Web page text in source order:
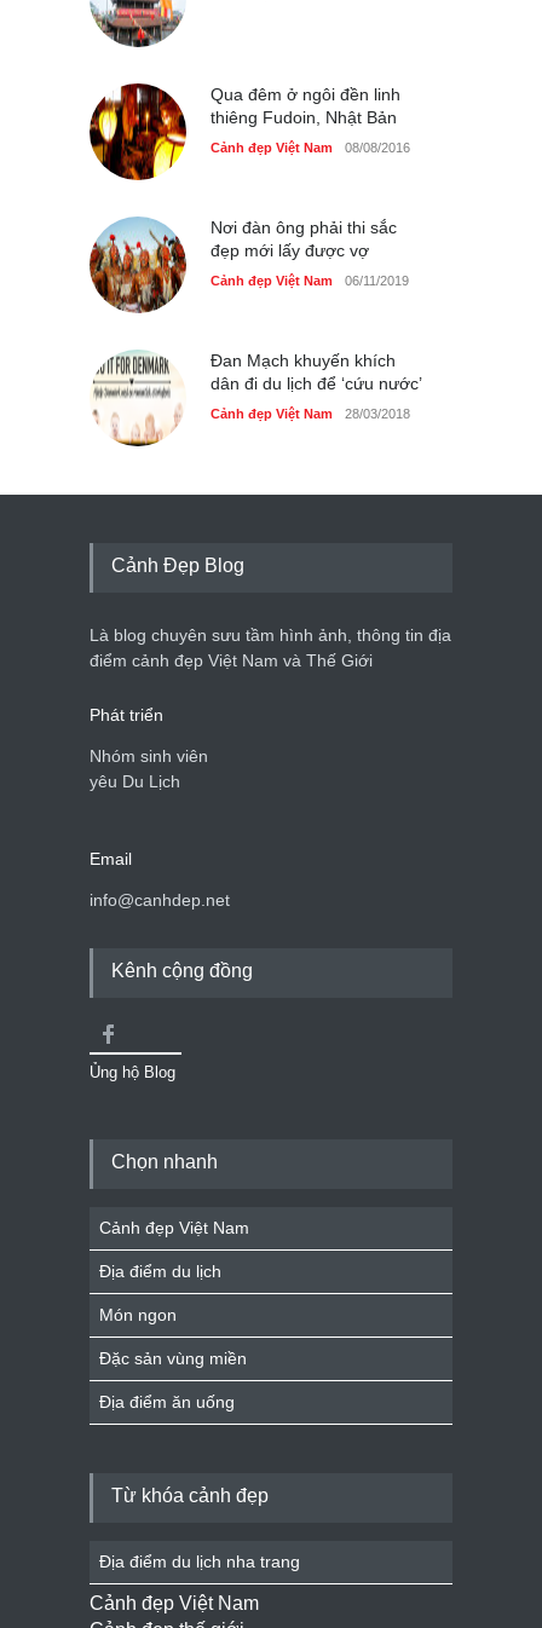
Qua đêm ở ngôi đền linh
thiêng Fudoin, Nhật Bản
Cảnh đẹp Việt Nam 08/08/2016
Nơi đàn ông phải thi sắc
đẹp mới lấy được vợ
Cảnh đẹp Việt Nam 06/11/2019
Đan Mạch khuyến khích
dân đi du lịch để ‘cứu nước’
Cảnh đẹp Việt Nam 28/03/2018
Cảnh Đẹp Blog
Là blog chuyên sưu tầm hình ảnh, thông tin địa
điểm cảnh đẹp Việt Nam và Thế Giới
Phát triển
Nhóm sinh viên
yêu Du Lịch
Email
info@canhdep.net
Kênh cộng đồng
Ủng hộ Blog
Chọn nhanh
Cảnh đẹp Việt Nam
Địa điểm du lịch
Món ngon
Đặc sản vùng miền
Địa điểm ăn uống
Từ khóa cảnh đẹp
Địa điểm du lịch nha trang
Cảnh đẹp Việt Nam